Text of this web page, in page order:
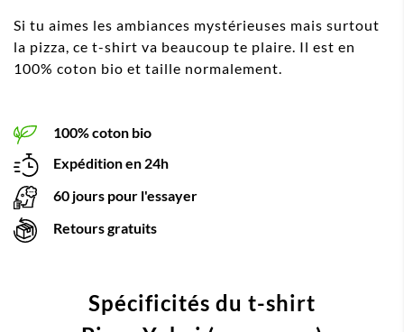
Si tu aimes les ambiances mystérieuses mais surtout
la pizza, ce t-shirt va beaucoup te plaire. Il est en
100% coton bio et taille normalement.
100% coton bio
Expédition en 24h
60 jours pour l'essayer
Retours gratuits
Spécificités du t-shirt